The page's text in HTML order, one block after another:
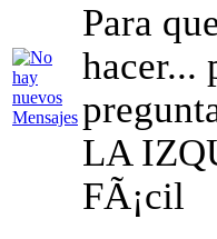
Para
hacer...
LA
FÃ¡cil